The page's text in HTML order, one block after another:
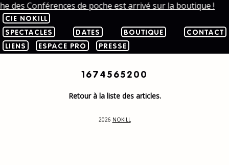
des Conférences de poche est arrivé sur la boutique !
CIE NOKILL
SPECTACLES
DATES BOUTIQUE
CONTACT
LIENS
ESPACE PRO PRESSE
1674565200
Retour à la liste des articles.
2026 NOKILL